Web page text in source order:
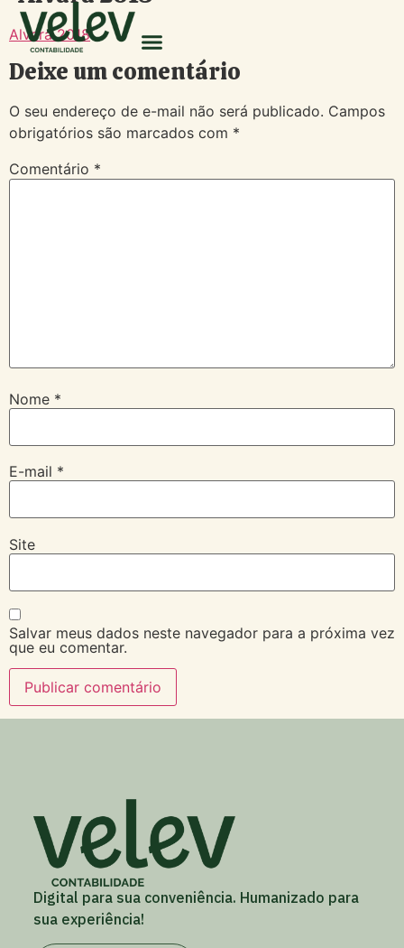
Alvará 2018
Deixe um comentário
O seu endereço de e-mail não será publicado. Campos
obrigatórios são marcados com *
Comentário *
Nome *
E-mail *
Site
Salvar meus dados neste navegador para a próxima vez
que eu comentar.
Digital para sua conveniência. Humanizado para
sua experiência!